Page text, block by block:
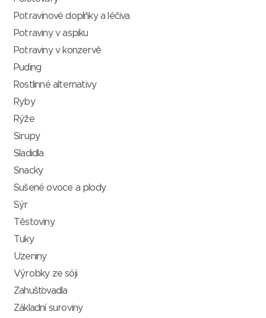
Potravinové doplňky a léčiva
Potraviny v aspiku
Potraviny v konzervě
Puding
Rostlinné alternativy
Ryby
Rýže
Sirupy
Sladidla
Snacky
Sušené ovoce a plody
Sýr
Těstoviny
Tuky
Uzeniny
Výrobky ze sóji
Zahušťovadla
Základní suroviny